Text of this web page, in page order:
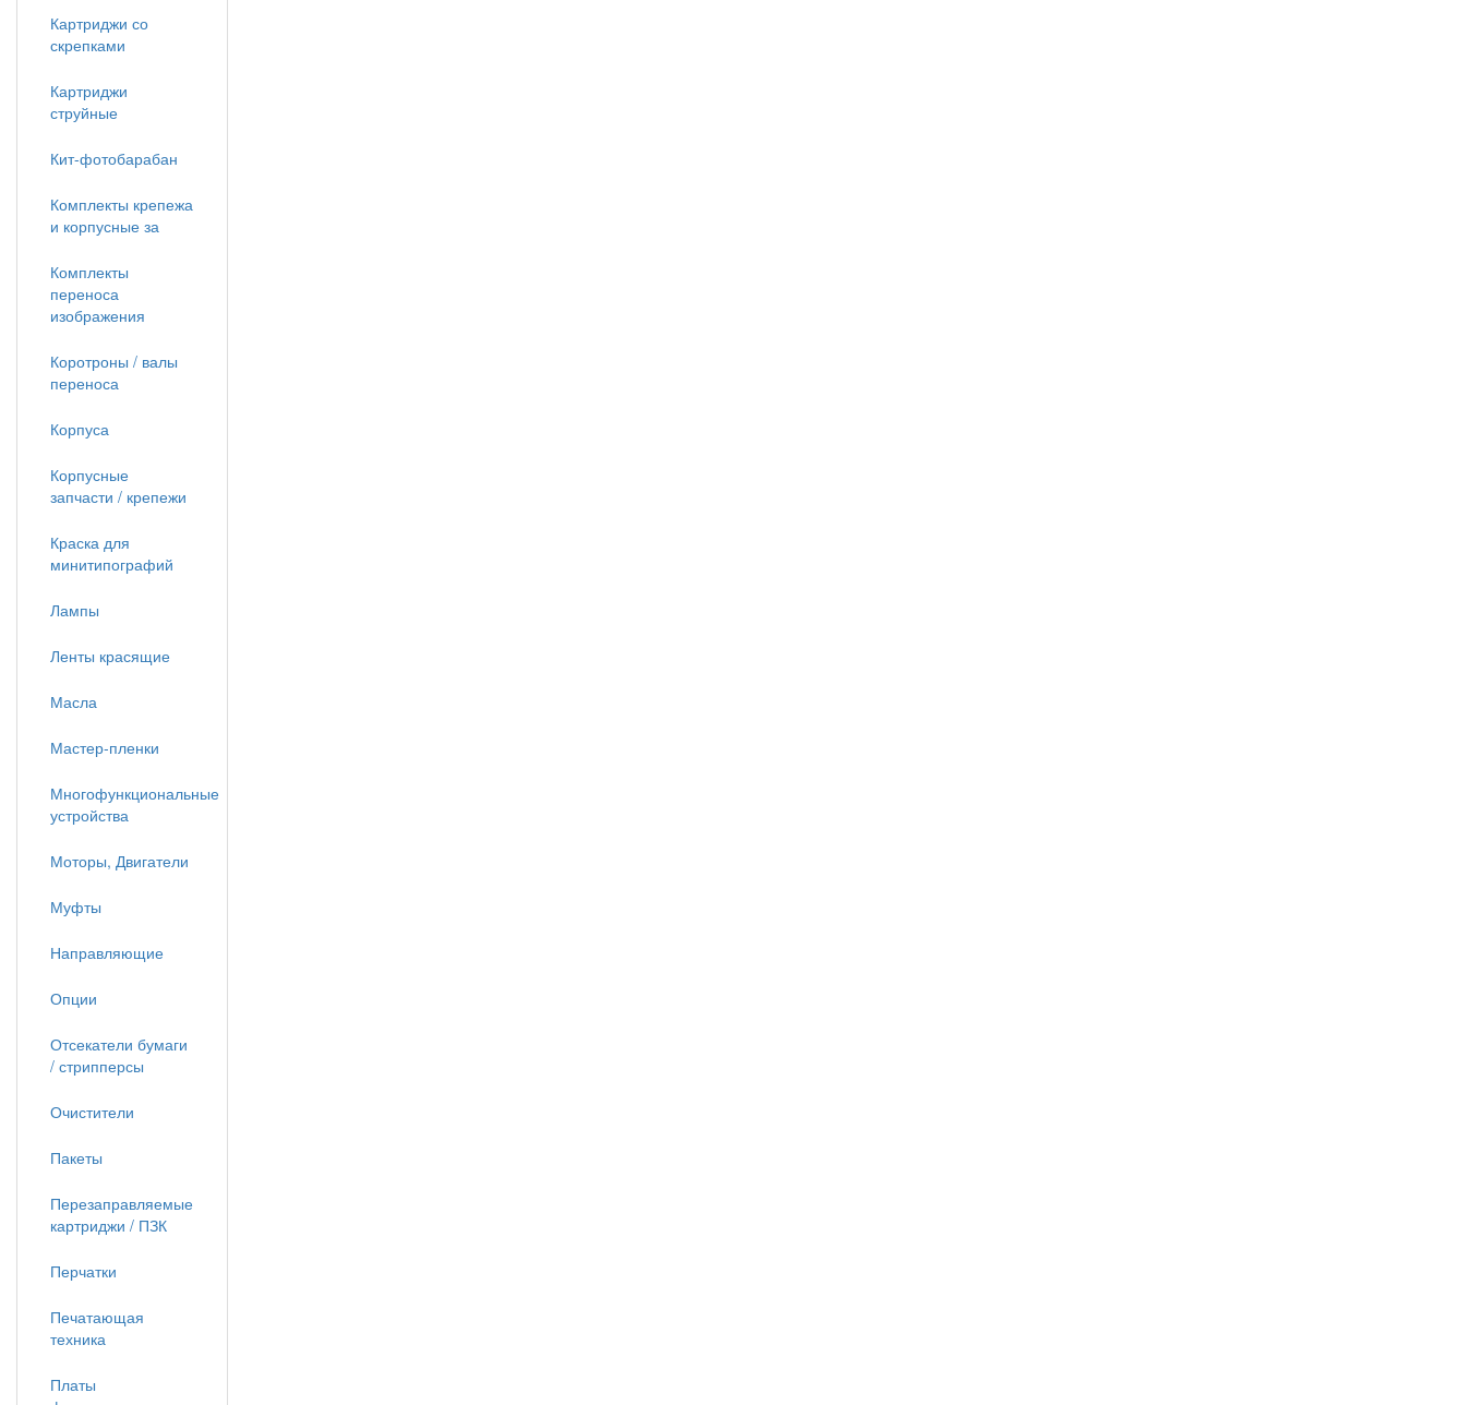
Картриджи со
скрепками
Картриджи
струйные
Кит-фотобарабан
Комплекты крепежа
и корпусные за
Комплекты
переноса
изображения
Коротроны / валы
переноса
Корпуса
Корпусные
запчасти / крепежи
Краска для
минитипографий
Лампы
Ленты красящие
Масла
Мастер-пленки
Многофункциональные
устройства
Моторы, Двигатели
Муфты
Направляющие
Опции
Отсекатели бумаги
/ стрипперсы
Очистители
Пакеты
Перезаправляемые
картриджи / ПЗК
Перчатки
Печатающая
техника
Платы